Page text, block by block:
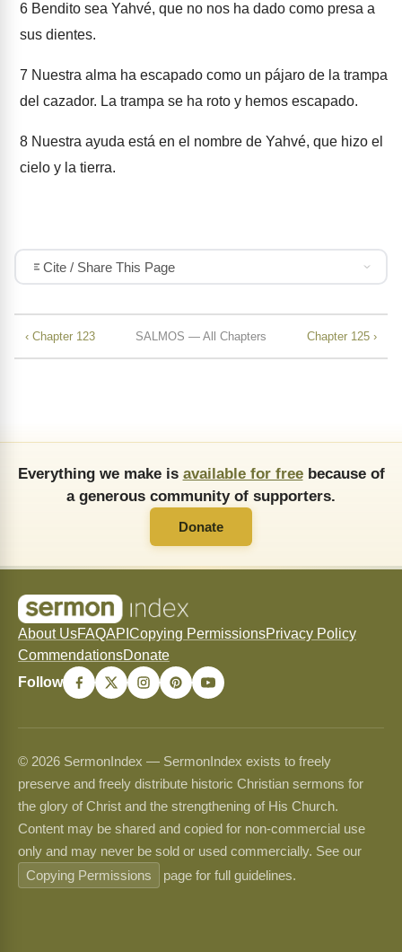
6 Bendito sea Yahvé, que no nos ha dado como presa a
sus dientes.
7 Nuestra alma ha escapado como un pájaro de la trampa
del cazador. La trampa se ha roto y hemos escapado.
8 Nuestra ayuda está en el nombre de Yahvé, que hizo el
cielo y la tierra.
Cite / Share This Page
‹ Chapter 123 SALMOS — All Chapters Chapter 125 ›
Everything we make is available for freebecause of
a generous community of supporters.
Donate
About UsFAQAPI Copying PermissionsPrivacy Policy
CommendationsDonate
Follow
© 2026 SermonIndex — SermonIndex exists to freely
preserve and freely distribute historic Christian sermons for
the glory of Christ and the strengthening of His Church.
Content may be shared and copied for non-commercial use
only and may never be sold or used commercially. See our
Copying Permissions
page for full guidelines.